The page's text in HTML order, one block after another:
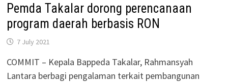
Pemda Takalar dorong perencanaan
program daerah berbasis RON
7 July 2021
COMMIT – Kepala Bappeda Takalar, Rahmansyah
Lantara berbagi pengalaman terkait pembangunan